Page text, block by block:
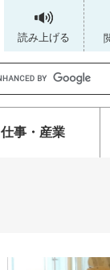
読み上げる
仕事・産業